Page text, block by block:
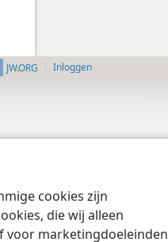
cookies zijn
die wij alleen
voor marketingdoeleinden
JW.ORG Inloggen